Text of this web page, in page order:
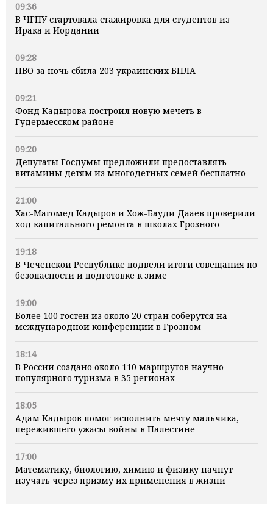
09:36
В ЧГПУ стартовала стажировка для студентов из
Ирака и Иордании
09:28
ПВО за ночь сбила 203 украинских БПЛА
09:21
Фонд Кадырова построил новую мечеть в
Гудермесском районе
09:20
Депутаты Госдумы предложили предоставлять
витамины детям из многодетных семей бесплатно
21:00
Хас-Магомед Кадыров и Хож-Бауди Дааев проверили
ход капитального ремонта в школах Грозного
19:18
В Чеченской Республике подвели итоги совещания по
безопасности и подготовке к зиме
19:00
Более 100 гостей из около 20 стран соберутся на
международной конференции в Грозном
18:14
В России создано около 110 маршрутов научно-
популярного туризма в 35 регионах
18:05
Адам Кадыров помог исполнить мечту мальчика,
пережившего ужасы войны в Палестине
17:00
Математику, биологию, химию и физику начнут
изучать через призму их применения в жизни